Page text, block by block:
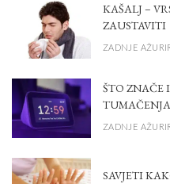
KAŠALJ –
ZAUSTAVITI
ZADNJE
ŠTO ZNAČE
ZADNJE
SAVJETI